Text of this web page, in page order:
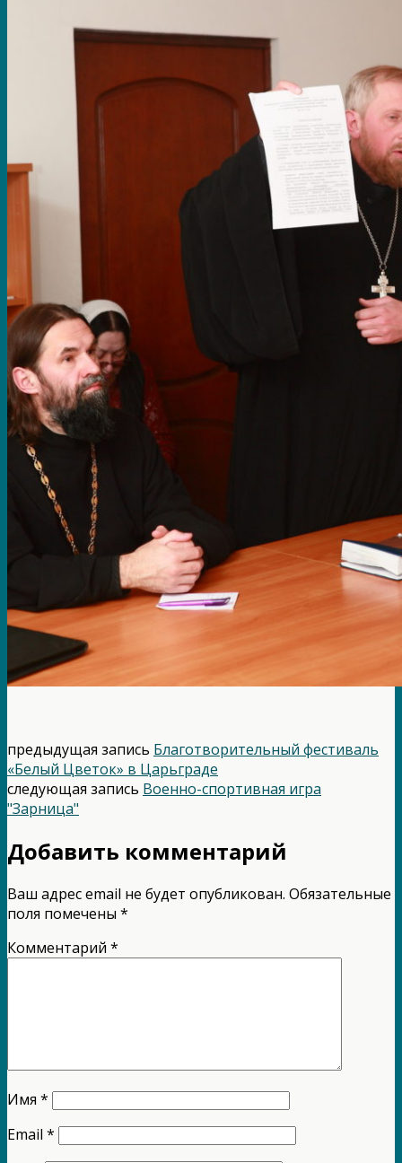
предыдущая запись Благотворительный фестиваль
«Белый Цветок» в Царьграде
следующая запись Военно-спортивная игра
"Зарница"
Добавить комментарий
Ваш адрес email не будет опубликован. Обязательные
поля помечены *
Комментарий *
Имя *
Email *